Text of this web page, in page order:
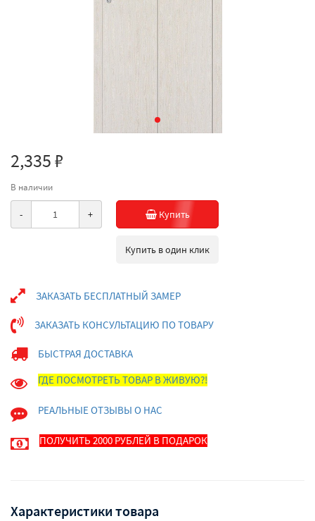
2,335 ₽
В наличии
- + Купить
Купить в один клик
ЗАКАЗАТЬ БЕСПЛАТНЫЙ ЗАМЕР
ЗАКАЗАТЬ КОНСУЛЬТАЦИЮ ПО ТОВАРУ
БЫСТРАЯ ДОСТАВКА
ГДЕ ПОСМОТРЕТЬ ТОВАР В ЖИВУЮ?!
РЕАЛЬНЫЕ ОТЗЫВЫ О НАС
ПОЛУЧИТЬ 2000 РУБЛЕЙ В ПОДАРОК
Характеристики товара